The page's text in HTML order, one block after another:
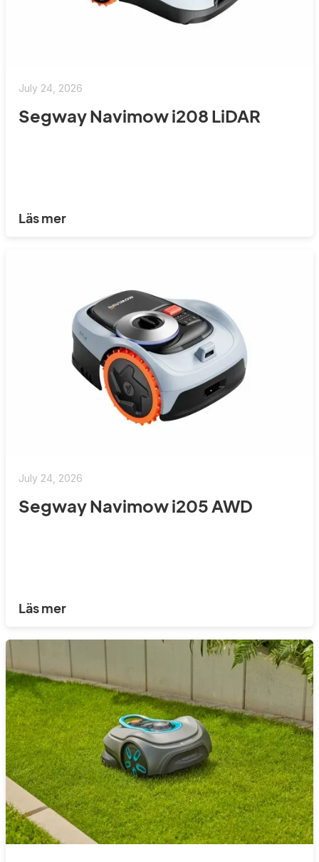
July 24, 2026
Segway Navimow i208 LiDAR
Läs mer
July 24, 2026
Segway Navimow i205 AWD
Läs mer